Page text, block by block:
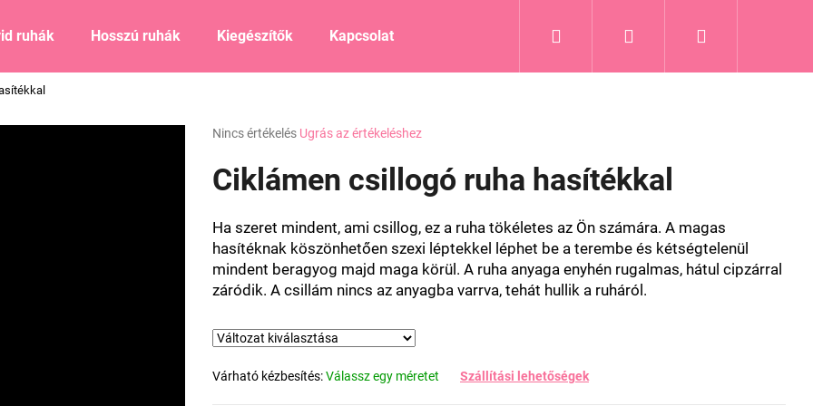
ruhák Hosszú ruhák Kiegészítők Kapcsolat Keresés Bejelentkezés
A
átlagos
értékelése
0,0
csillag.
Nincs értékelés Ugrás az értékeléshez
Ciklámen csillogó ruha hasítékkal
Ha szeret mindent, ami csillog, ez a ruha tökéletes az Ön számára. A magas
hasítéknak köszönhetően szexi léptekkel léphet be a terembe és kétségtelenül
mindent beragyog majd maga körül. A ruha anyaga enyhén rugalmas, hátul cipzárral
záródik. A csillám nincs az anyagba varrva, tehát hullik a ruháról.
Várható kézbesítés:Válassz egy méretet Szállítási lehetőségek
KERESÉS